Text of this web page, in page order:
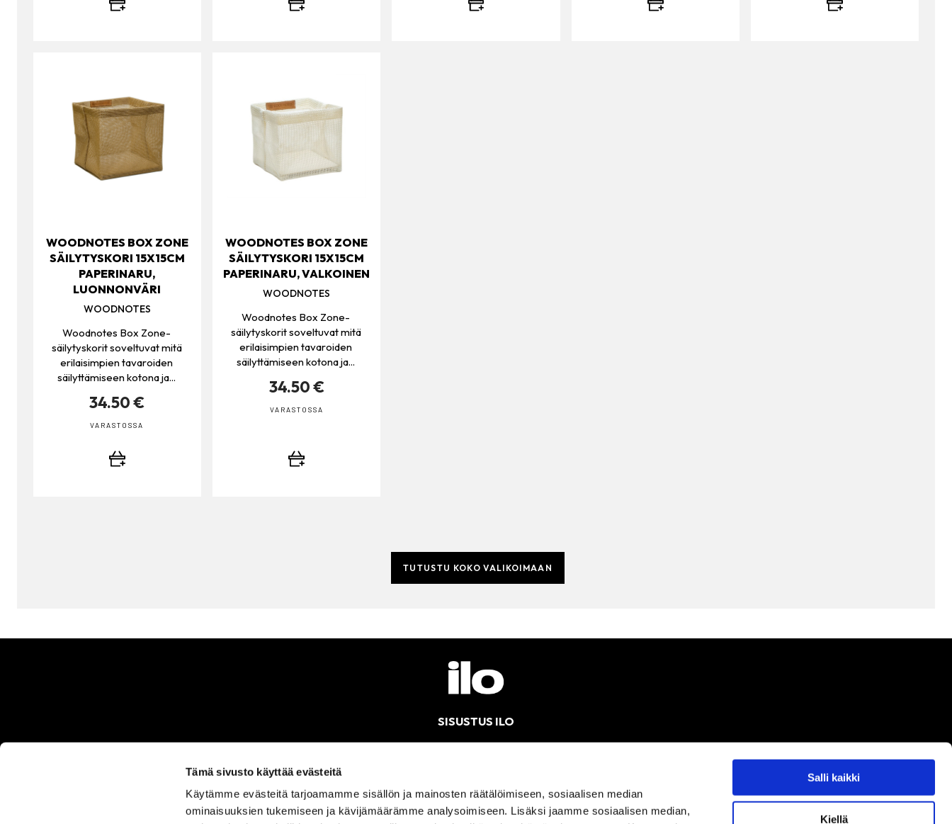
Tämä sivusto käyttää evästeitä
Käytämme evästeitä tarjoamamme sisällön ja mainosten räätälöimiseen, sosiaalisen median
ominaisuuksien tukemiseen ja kävijämäärämme analysoimiseen. Lisäksi jaamme sosiaalisen median,
Salli kaikki
Kiellä
WOODNOTES BOX ZONE
SÄILYTYSKORI 15X15CM
PAPERINARU,
LUONNONVÄRI
WOODNOTES
Woodnotes Box Zone-
säilytyskorit soveltuvat mitä
erilaisimpien tavaroiden
säilyttämiseen kotona ja...
34.50 €
VARASTOSSA
WOODNOTES BOX ZONE
SÄILYTYSKORI 15X15CM
PAPERINARU, VALKOINEN
WOODNOTES
Woodnotes Box Zone-
säilytyskorit soveltuvat mitä
erilaisimpien tavaroiden
säilyttämiseen kotona ja...
34.50 €
VARASTOSSA
TUTUSTU KOKO VALIKOIMAAN
SISUSTUS ILO
ASIAKASPALVELU MYYMÄLÄMME AVOINNA SÄHKÖPOSTI OSOITTEEMME